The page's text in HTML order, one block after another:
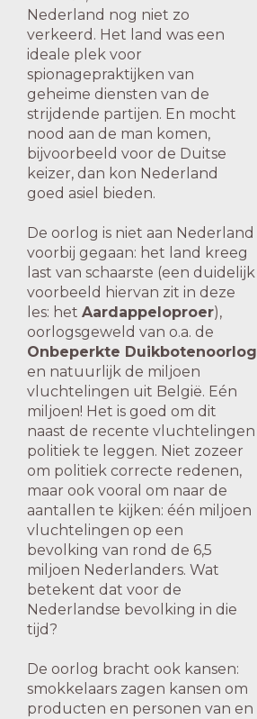
Nederland nog niet zo
verkeerd. Het land was een
ideale plek voor
spionagepraktijken van
geheime diensten van de
strijdende partijen. En mocht
nood aan de man komen,
bijvoorbeeld voor de Duitse
keizer, dan kon Nederland
goed asiel bieden.
De oorlog is niet aan Nederland
voorbij gegaan: het land kreeg
last van schaarste (een duidelijk
voorbeeld hiervan zit in deze
les: het Aardappeloproer),
oorlogsgeweld van o.a. de
Onbeperkte Duikbotenoorlog
en natuurlijk de miljoen
vluchtelingen uit België. Eén
miljoen! Het is goed om dit
naast de recente vluchtelingen
politiek te leggen. Niet zozeer
om politiek correcte redenen,
maar ook vooral om naar de
aantallen te kijken: één miljoen
vluchtelingen op een
bevolking van rond de 6,5
miljoen Nederlanders. Wat
betekent dat voor de
Nederlandse bevolking in die
tijd?
De oorlog bracht ook kansen:
smokkelaars zagen kansen om
producten en personen van en